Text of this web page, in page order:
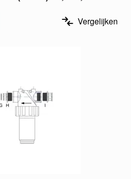
Vergelijken